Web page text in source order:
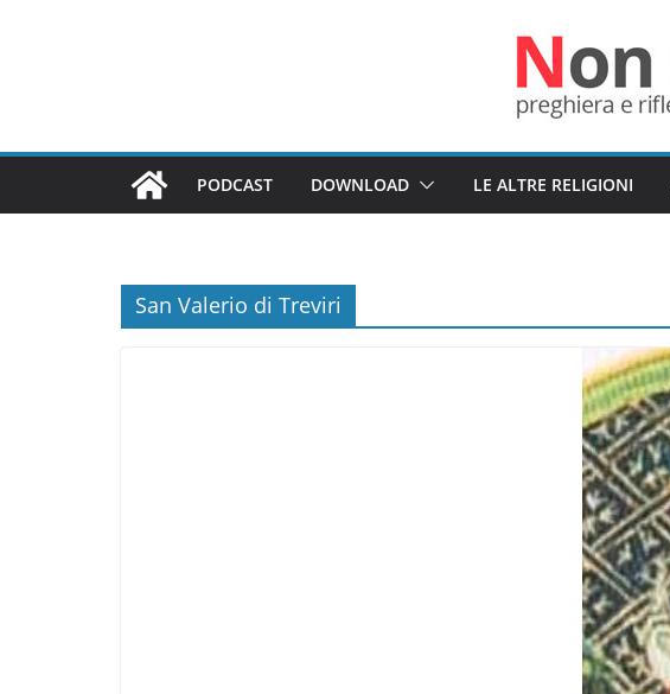
PODCAST DOWNLOAD LE ALTRE RELIGIONI
San Valerio di Treviri